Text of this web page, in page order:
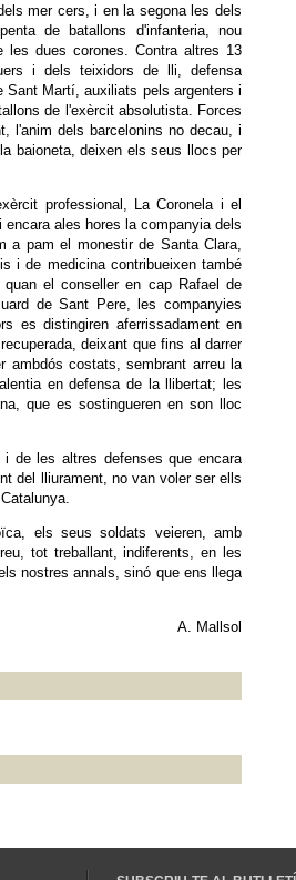
mer cers, i en la segona les dels
de batallons d'infanteria, nou
les dues corones. Contra altres 13
i dels teixidors de lli, defensa
Sant Martí, auxiliats pels argenters i
de l'exèrcit absolutista. Forces
l'anim dels barcelonins no decau, i
baioneta, deixen els seus llocs per
professional, La Coronela i el
ales hores la companyia dels
a pam el monestir de Santa Clara,
i de medicina contribueixen també
el conseller en cap Rafael de
de Sant Pere, les companyies
es distingiren aferrissadament en
deixant que fins al darrer
ambdós costats, sembrant arreu la
en defensa de la llibertat; les
que es sostingueren en son lloc
de les altres defenses que encara
del lliurament, no van voler ser ells
els seus soldats veieren, amb
tot treballant, indiferents, en les
nostres annals, sinó que ens llega
A. Mallsol